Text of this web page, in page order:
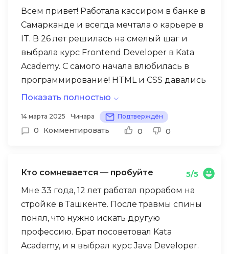
Всем привет! Работала кассиром в банке в
Самарканде и всегда мечтала о карьере в
IT. В 26 лет решилась на смелый шаг и
выбрала курс Frontend Developer в Kata
Academy. С самого начала влюбилась в
программирование! HTML и CSS давались
легко – создавала красивые лендинги,
магия началась с JavaScript. Помню
первый проект – калькулятор с красивым
ошибок, историю вычислений,
адаптивность под мобильные устройства.
Ментор Анна была просто невероятной –
она не просто проверяла код, а учила
думать как дизайнер и разработчик
одновременно. Говорила: «Код должен
Показать полностью
14 марта 2025 Чинара Подтверждён
0 Комментировать 0 0
Кто сомневается — пробуйте
5/5
Мне 33 года, 12 лет работал прорабом на
стройке в Ташкенте. После травмы спины
понял, что нужно искать другую
профессию. Брат посоветовал Kata
Academy, и я выбрал курс Java Developer.